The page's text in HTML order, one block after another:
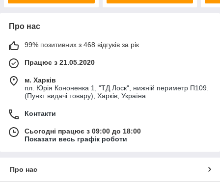
Про нас
99% позитивних з 468 відгуків за рік
Працює з 21.05.2020
м. Харків
пл. Юрія Кононенка 1, "ТД Лоск", нижній периметр П109.
(Пункт видачі товару), Харків, Україна
Контакти
Сьогодні працює з 09:00 до 18:00
Показати весь графік роботи
Про нас